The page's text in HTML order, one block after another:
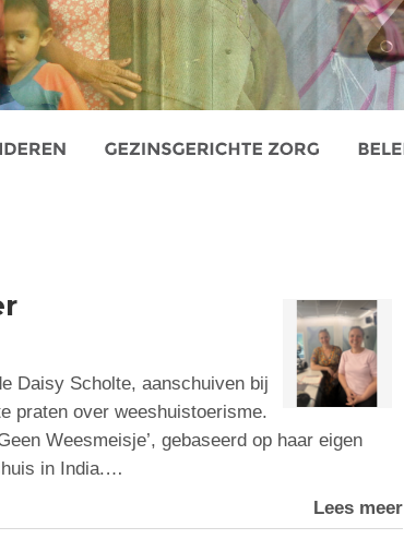
Daisy Scholte, aanschuiven bij
praten over weeshuistoerisme.
Weesmeisje’, gebaseerd op haar eigen
in India.…
Lees meer